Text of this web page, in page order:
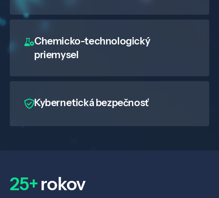
Chemicko-technologický
priemysel
Kybernetická bezpečnosť
25+rokov